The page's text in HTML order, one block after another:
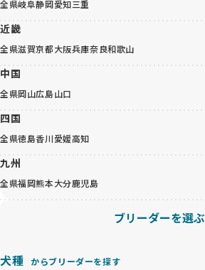
全県岐阜静岡愛知三重
近畿
全県滋賀京都大阪兵庫奈良和歌山
中国
全県岡山広島山口
四国
全県徳島香川愛媛高知
九州
全県福岡熊本大分鹿児島
ブリーダーを選ぶ
犬種 からブリーダーを探す